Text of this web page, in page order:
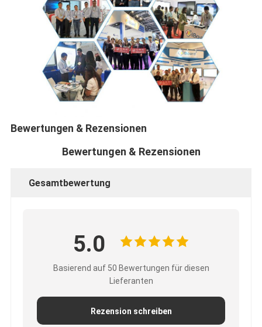
Bewertungen & Rezensionen
Bewertungen & Rezensionen
Gesamtbewertung
5.0
Basierend auf 50 Bewertungen für diesen
Lieferanten
Rezension schreiben